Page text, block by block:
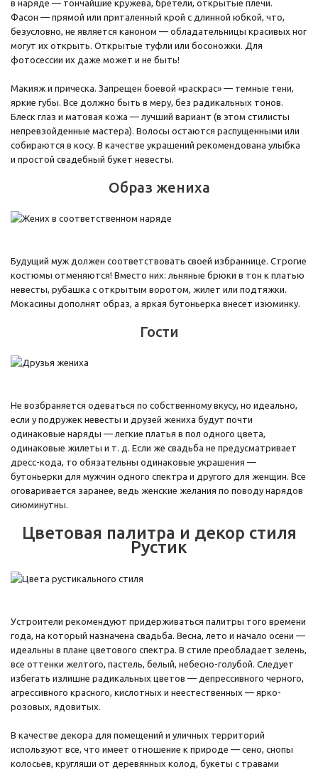
в наряде — тончайшие кружева, бретели, открытые плечи.
Фасон — прямой или приталенный крой с длинной юбкой, что,
безусловно, не является каноном — обладательницы красивых ног
могут их открыть. Открытые туфли или босоножки. Для
фотосессии их даже может и не быть!
Макияж и прическа. Запрещен боевой «раскрас» — темные тени,
яркие губы. Все должно быть в меру, без радикальных тонов.
Блеск глаз и матовая кожа — лучший вариант (в этом стилисты
непревзойденные мастера). Волосы остаются распущенными или
собираются в косу. В качестве украшений рекомендована улыбка
и простой свадебный букет невесты.
Образ жениха
Будущий муж должен соответствовать своей избраннице. Строгие
костюмы отменяются! Вместо них: льняные брюки в тон к платью
невесты, рубашка с открытым воротом, жилет или подтяжки.
Мокасины дополнят образ, а яркая бутоньерка внесет изюминку.
Гости
Не возбраняется одеваться по собственному вкусу, но идеально,
если у подружек невесты и друзей жениха будут почти
одинаковые наряды — легкие платья в пол одного цвета,
одинаковые жилеты и т. д. Если же свадьба не предусматривает
дресс-кода, то обязательны одинаковые украшения —
бутоньерки для мужчин одного спектра и другого для женщин. Все
оговаривается заранее, ведь женские желания по поводу нарядов
сиюминутны.
Цветовая палитра и декор стиля
Рустик
Устроители рекомендуют придерживаться палитры того времени
года, на который назначена свадьба. Весна, лето и начало осени —
идеальны в плане цветового спектра. В стиле преобладает зелень,
все оттенки желтого, пастель, белый, небесно-голубой. Следует
избегать излишне радикальных цветов — депрессивного черного,
агрессивного красного, кислотных и неестественных — ярко-
розовых, ядовитых.
В качестве декора для помещений и уличных территорий
используют все, что имеет отношение к природе — сено, снопы
колосьев, кругляши от деревянных колод, букеты с травами